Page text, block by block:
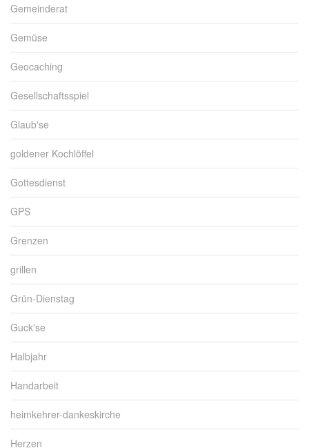
Gemeinderat
Gemüse
Geocaching
Gesellschaftsspiel
Glaub'se
goldener Kochlöffel
Gottesdienst
GPS
Grenzen
grillen
Grün-Dienstag
Guck'se
Halbjahr
Handarbeit
heimkehrer-dankeskirche
Herzen